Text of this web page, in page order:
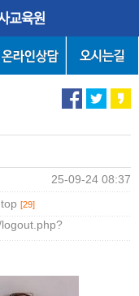
25-09-24 08:37
[29]